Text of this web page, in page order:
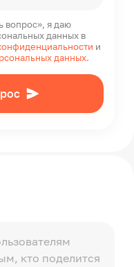
вопрос», я даю
данных в
и
данных.
кто поделится